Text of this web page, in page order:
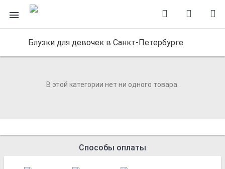
Блузки для девочек в Санкт-Петербурге
В этой категории нет ни одного товара.
Способы оплаты